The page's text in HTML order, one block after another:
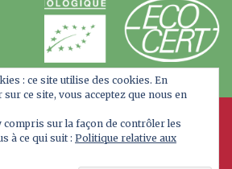
: ce site utilise des cookies. En
ce site, vous acceptez que nous en
compris sur la façon de contrôler les
à ce qui suit : Politique relative aux